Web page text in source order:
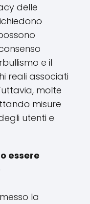
delle
e il
reali associati
molte
misure
utenti e
essere
la